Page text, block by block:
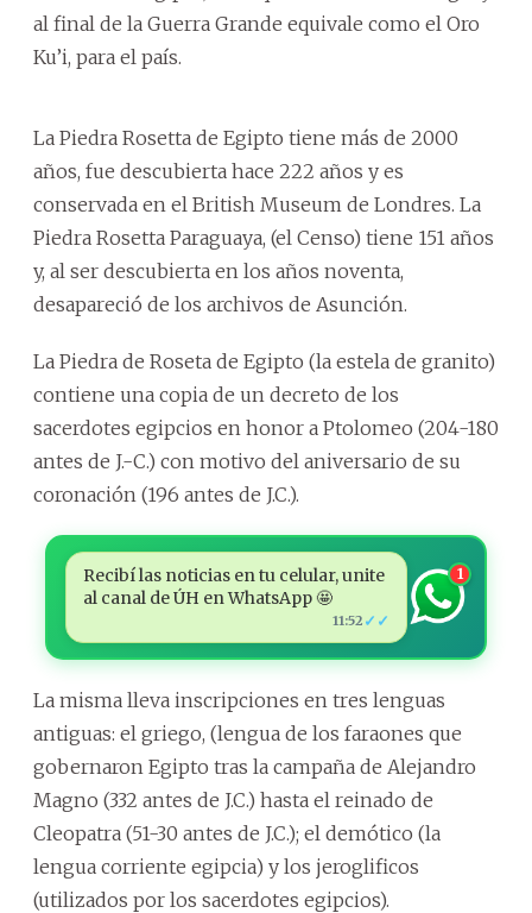
al final de la Guerra Grande equivale como el Oro
Ku’i, para el país.
La Piedra Rosetta de Egipto tiene más de 2000
años, fue descubierta hace 222 años y es
conservada en el British Museum de Londres. La
Piedra Rosetta Paraguaya, (el Censo) tiene 151 años
y, al ser descubierta en los años noventa,
desapareció de los archivos de Asunción.
La Piedra de Roseta de Egipto (la estela de granito)
contiene una copia de un decreto de los
sacerdotes egipcios en honor a Ptolomeo (204-180
antes de J.-C.) con motivo del aniversario de su
coronación (196 antes de J.C.).
Recibí las noticias en tu celular, unite
al canal de ÚH en WhatsApp 🤩
11:52 ✓✓
1
La misma lleva inscripciones en tres lenguas
antiguas: el griego, (lengua de los faraones que
gobernaron Egipto tras la campaña de Alejandro
Magno (332 antes de J.C.) hasta el reinado de
Cleopatra (51-30 antes de J.C.); el demótico (la
lengua corriente egipcia) y los jeroglificos
(utilizados por los sacerdotes egipcios).